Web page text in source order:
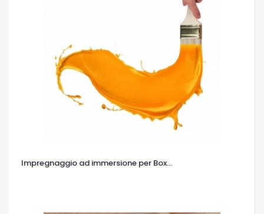
Impregnaggio ad immersione per Box...